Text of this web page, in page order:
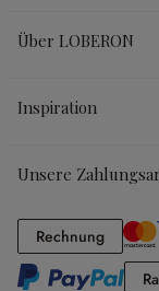
Über LOBERON
Inspiration
Unsere
Rechnung